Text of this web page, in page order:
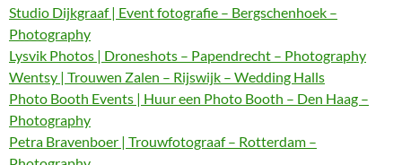
Studio Dijkgraaf | Event fotografie – Bergschenhoek –
Photography
Lysvik Photos | Droneshots – Papendrecht – Photography
Wentsy | Trouwen Zalen – Rijswijk – Wedding Halls
Photo Booth Events | Huur een Photo Booth – Den Haag –
Photography
Petra Bravenboer | Trouwfotograaf – Rotterdam –